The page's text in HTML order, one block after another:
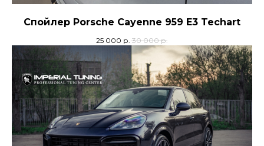
Спойлер Porsche Cayenne 959 E3 Techart
25 000 р. 30 000 р.